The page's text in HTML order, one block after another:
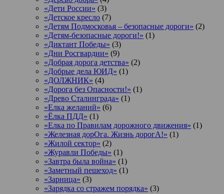
«Дети России» (3)
«Детское кресло (7)
«Детям Подмосковья – безопасные дороги» (2)
«Детям-безопасные дороги!» (1)
«Диктант Победы» (3)
«Дни Росгвардии» (9)
«Добрая дорога детства» (2)
«Добрые дела ЮИД» (1)
«ДОЛЖНИК» (4)
«Дорога без Опасности!» (1)
«Древо Сталинграда» (1)
«Елка желаний» (6)
«Ёлка ПДД» (1)
«Елка по Правилам дорожного движения» (1)
«Железная дорОга. Жизнь дорогА!» (1)
«Жилой сектор» (2)
«Журавли Победы» (1)
«Завтра была война» (1)
«Заметный пешеход» (1)
«Зарница» (3)
«Зарядка со стражем порядка» (3)